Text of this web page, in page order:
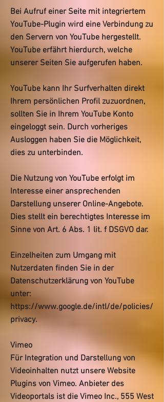
Bei Aufruf einer Seite mit integriertem
YouTube-Plugin wird eine Verbindung zu
den Servern von YouTube hergestellt.
YouTube erfährt hierdurch, welche
unserer Seiten Sie aufgerufen haben.
YouTube kann Ihr Surfverhalten direkt
Ihrem persönlichen Profil zuzuordnen,
sollten Sie in Ihrem YouTube Konto
eingeloggt sein. Durch vorheriges
Ausloggen haben Sie die Möglichkeit,
dies zu unterbinden.
Die Nutzung von YouTube erfolgt im
Interesse einer ansprechenden
Darstellung unserer Online-Angebote.
Dies stellt ein berechtigtes Interesse im
Sinne von Art. 6 Abs. 1 lit. f DSGVO dar.
Einzelheiten zum Umgang mit
Nutzerdaten finden Sie in der
Datenschutzerklärung von YouTube
unter:
https://www.google.de/intl/de/policies/
privacy.
Vimeo
Für Integration und Darstellung von
Videoinhalten nutzt unsere Website
Plugins von Vimeo. Anbieter des
Videoportals ist die Vimeo Inc., 555 West